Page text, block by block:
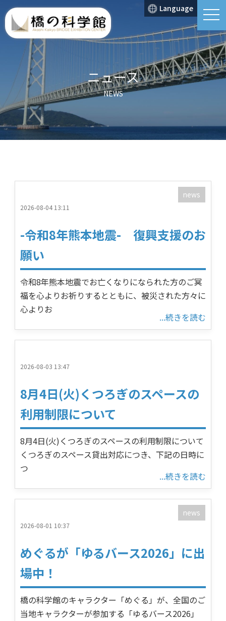
t
o
g
l
e
n
a
v
i
n
Language
ニュース
NEWS
2026-08-04 13:11
-令和8年熊本地震- 復興支援のお
願い
news
令和8年熊本地震でお亡くなりになられた方のご冥
福を心よりお祈りするとともに、被災された方々に
心よりお
...続きを読む
2026-08-03 13:47
8月4日(火)くつろぎのスペースの
利用制限について
8月4日(火)くつろぎのスペースの利用制限について
くつろぎのスペース貸出対応につき、下記の日時に
つ
...続きを読む
2026-08-01 10:37
めぐるが「ゆるバース2026」に出
場中！
news
橋の科学館のキャラクター「めぐる」が、全国のご
当地キャラクターが参加する「ゆるバース2026」